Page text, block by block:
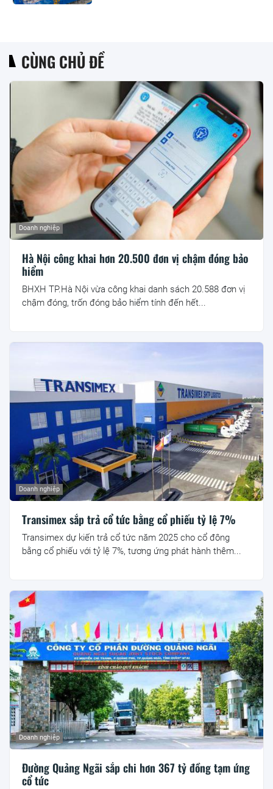
CÙNG CHỦ ĐỀ
Hà Nội công khai hơn 20.500 đơn vị chậm đóng bảo
hiểm
Doanh nghiệp
BHXH TP.Hà Nội vừa công khai danh sách 20.588 đơn vị
chậm đóng, trốn đóng bảo hiểm tính đến hết...
Transimex sắp trả cổ tức bằng cổ phiếu tỷ lệ 7%
Doanh nghiệp
Transimex dự kiến trả cổ tức năm 2025 cho cổ đông
bằng cổ phiếu với tỷ lệ 7%, tương ứng phát hành thêm...
Đường Quảng Ngãi sắp chi hơn 367 tỷ đồng tạm ứng
cổ tức
Doanh nghiệp